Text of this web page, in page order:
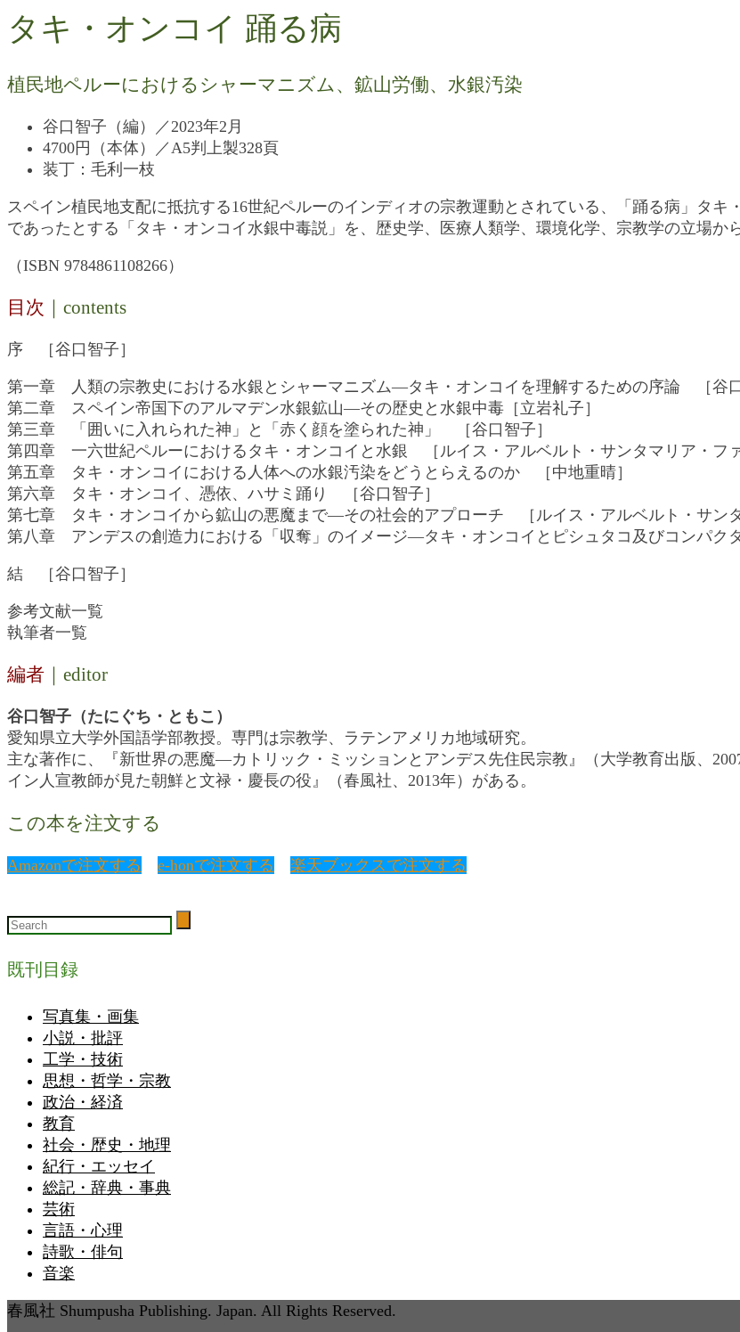
タキ・オンコイ 踊る病
植民地ペルーにおけるシャーマニズム、鉱山労働、水銀汚染
谷口智子（編）／2023年2月
4700円（本体）／A5判上製328頁
装丁：毛利一枝
スペイン植民地支配に抵抗する16世紀ペルーのインディオの宗教運動とされている、「踊る病」タ
であったとする「タキ・オンコイ水銀中毒説」を、歴史学、医療人類学、環境化学、宗教学の立場か
（ISBN 9784861108266）
目次 ｜contents
序 ［谷口智子］
第一章 人類の宗教史における水銀とシャーマニズム―タキ・オンコイを理解するための序論 ［谷口
第二章 スペイン帝国下のアルマデン水銀鉱山―その歴史と水銀中毒［立岩礼子］
第三章 「囲いに入れられた神」と「赤く顔を塗られた神」 ［谷口智子］
第四章 一六世紀ペルーにおけるタキ・オンコイと水銀 ［ルイス・アルベルト・サンタマリア・ファ
第五章 タキ・オンコイにおける人体への水銀汚染をどうとらえるのか ［中地重晴］
第六章 タキ・オンコイ、憑依、ハサミ踊り ［谷口智子］
第七章 タキ・オンコイから鉱山の悪魔まで―その社会的アプローチ ［ルイス・アルベルト・サンタ
第八章 アンデスの創造力における「収奪」のイメージ―タキ・オンコイとピシュタコ及びコンパク
結 ［谷口智子］
参考文献一覧
執筆者一覧
編者 ｜editor
谷口智子（たにぐち・ともこ）
愛知県立大学外国語学部教授。専門は宗教学、ラテンアメリカ地域研究。
主な著作に、『新世界の悪魔―カトリック・ミッションとアンデス先住民宗教』（大学教育出版、
イン人宣教師が見た朝鮮と文禄・慶長の役』（春風社、2013年）がある。
この本を注文する
Amazonで注文する e-honで注文する 楽天ブックスで注文する
既刊目録
写真集・画集
小説・批評
工学・技術
思想・哲学・宗教
政治・経済
教育
社会・歴史・地理
紀行・エッセイ
総記・辞典・事典
芸術
言語・心理
詩歌・俳句
音楽
春風社 Shumpusha Publishing. Japan. All Rights Reserved.